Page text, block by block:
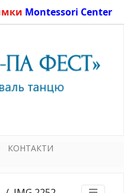
Montessori Center
КОНТАКТИ